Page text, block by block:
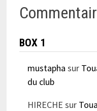
BOX 1
mustapha sur
du club
HIRECHE sur